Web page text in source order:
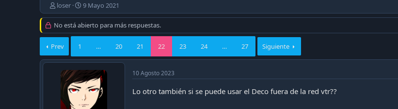
E
m
p
e
z
ó
e
l
m
loser
F
e
c
h
e
p
u
b
i
9 Mayo 2021
No está abierto para más respuestas.
Prev 1 … 20 21 22 23 24 … 27 Siguiente
10 Agosto 2023
Lo otro también si se puede usar el Deco fuera de la red vtr??